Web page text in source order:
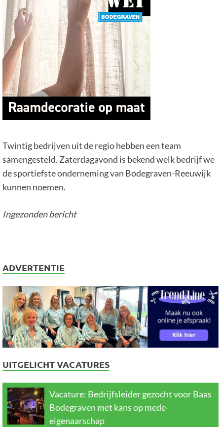
Twintig bedrijven uit de regio hebben een team
samengesteld. Zaterdagavond is bekend welk bedrijf we
de sportiefste onderneming van Bodegraven-Reeuwijk
kunnen noemen.
Ingezonden bericht
ADVERTENTIE
UITGELICHT VACATURES
Vacature: Bedrijfsleider gezocht voor Baas
Bodegraven met kans op mede-
eigenaarschap